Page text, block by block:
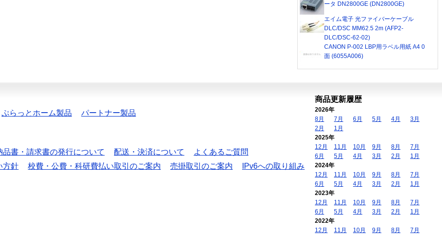
ータ DN2800GE (DN2800GE)
エイム電子 光ファイバーケーブル
DLC/DSC MM62.5 2m (AFP2-
DLC/DSC-62-02)
CANON P-002 LBP用ラベル用紙 A4 0
面 (6055A006)
ぷらっとホーム製品 パートナー製品
品書・請求書の発行について 配送・決済について
よくあるご質問
方針 校費・公費・科研費払い取引のご案内 売掛取引のご案内
IPv6への取り組み
商品更新履歴
2026年
8月
7月 6月 5月 4月
3月
2月
1月
2025年
12月
11月 10月 9月 8月
7月
6月
5月 4月 3月 2月
1月
2024年
12月
11月 10月 9月 8月
7月
6月
5月 4月 3月 2月
1月
2023年
12月
11月 10月 9月 8月
7月
6月
5月 4月 3月 2月
1月
2022年
12月
11月 10月 9月 8月
7月